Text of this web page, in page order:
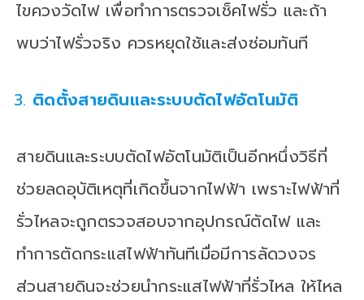
ไขควงวัดไฟ เพื่อทำการตรวจเช็คไฟรั่ว และถ้า
พบว่าไฟรั่วจริง ควรหยุดใช้และส่งซ่อมทันที
ติดตั้งสายดินและระบบตัดไฟอัตโนมัติ
สายดินและระบบตัดไฟอัตโนมัติเป็นอีกหนึ่งวิธีที่
ช่วยลดอุบัติเหตุที่เกิดขึ้นจากไฟฟ้า เพราะไฟฟ้าที่
รั่วไหลจะถูกตรวจสอบจากอุปกรณ์ตัดไฟ และ
ทำการตัดกระแสไฟฟ้าทันทีเมื่อมีการลัดวงจร
ส่วนสายดินจะช่วยนำกระแสไฟฟ้าที่รั่วไหล ให้ไหล